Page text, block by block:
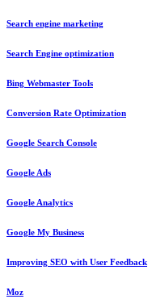
Search engine marketing
Search Engine optimization
Bing Webmaster Tools
Conversion Rate Optimization
Google Search Console
Google Ads
Google Analytics
Google My Business
Improving SEO with User Feedback
Moz